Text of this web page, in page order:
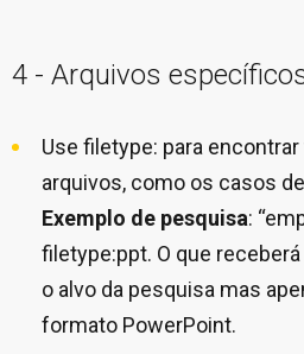
4 - Arquivos
Use filetype: para
arquivos, como os casos
Exemplo de pesquisa:
filetype:ppt. O que
o alvo da pesquisa mas
formato PowerPoint.